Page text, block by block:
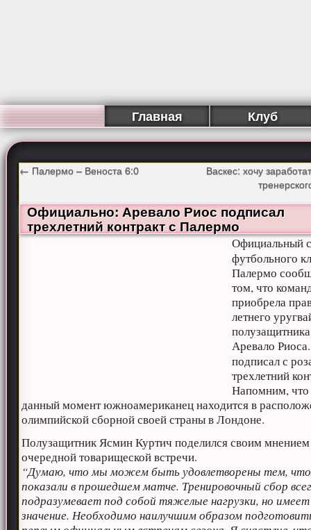
Главная Клуб
← Палермо – Веноста 6:0
Васкес: хочу
Официально: Аревало Риос подписал
трехлетний контракт с Палермо
Официальный
футбольного
Палермо
том, что
приобрела
летнего
Аревало Риоса.
подписал с
трехлетний
Напомним, что
данный момент южноамериканец находится в
олимпийской сборной своей страны в Лондоне.
Полузащитник Ясмин Куртич поделился своим
очередной товарищеской встречи.
“Думаю, что мы можем быть удовлетворены тем, что
показали в прошедшем матче. Тренировочный сбор
подразумевает под собой тяжелые нагрузки, но
значение. Необходимо наилучшим образом